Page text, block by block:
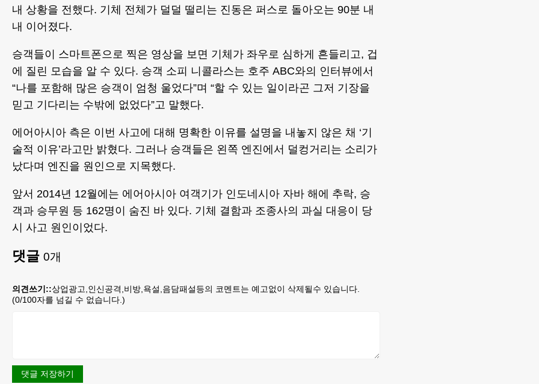
내 상황을 전했다. 기체 전체가 덜덜 떨리는 진동은 퍼스로 돌아오는 90분 내
내 이어졌다.
승객들이 스마트폰으로 찍은 영상을 보면 기체가 좌우로 심하게 흔들리고, 겁
에 질린 모습을 알 수 있다. 승객 소피 니콜라스는 호주 ABC와의 인터뷰에서
“나를 포함해 많은 승객이 엄청 울었다”며 “할 수 있는 일이라곤 그저 기장을
믿고 기다리는 수밖에 없었다”고 말했다.
에어아시아 측은 이번 사고에 대해 명확한 이유를 설명을 내놓지 않은 채 ‘기
술적 이유’라고만 밝혔다. 그러나 승객들은 왼쪽 엔진에서 덜컹거리는 소리가
났다며 엔진을 원인으로 지목했다.
앞서 2014년 12월에는 에어아시아 여객기가 인도네시아 자바 해에 추락, 승
객과 승무원 등 162명이 숨진 바 있다. 기체 결함과 조종사의 과실 대응이 당
시 사고 원인이었다.
댓글 0개
의견쓰기::상업광고,인신공격,비방,욕설,음담패설등의 코멘트는 예고없이 삭제될수 있습니다.
(0/100자를 넘길 수 없습니다.)
댓글 저장하기